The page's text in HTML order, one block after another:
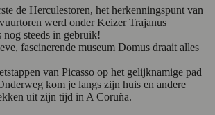
de Herculestoren, het herkenningspunt van
werd onder Keizer Trajanus
nog steeds in gebruik!
fascinerende museum Domus draait alles
van Picasso op het gelijknamige pad
kom je langs zijn huis en andere
uit zijn tijd in A Coruña.